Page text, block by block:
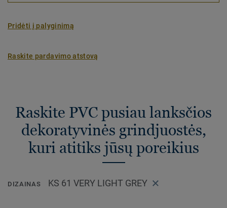
Pridėti į palyginimą
Raskite pardavimo atstovą
Raskite PVC pusiau lanksčios
dekoratyvinės grindjuostės,
kuri atitiks jūsų poreikius
DIZAINAS KS 61 VERY LIGHT GREY